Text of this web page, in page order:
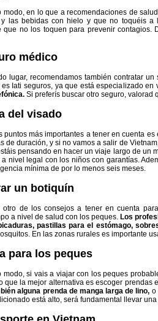
modo, en lo que a recomendaciones de
las bebidas con hielo y que no toquéis a
que no los toquen para prevenir contagios.
médico
lugar, recomendamos también contratar
Iati seguros, ya que está especializado
Si preferís buscar otro seguro, valorad
del visado
puntos más importantes a tener en cuenta
de duración, y si no vamos a salir de
pensando en hacer un viaje largo de un
nivel legal con los niños con garantías.
mínima de por lo menos seis meses.
un botiquín
otro de los consejos a tener en cuenta
a nivel de salud con los peques. Los
pastillas para el estómago,
En las zonas rurales es importante
para los peques
modo, si vais a viajar con los peques
que la mejor alternativa es escoger
alguna prenda de manga larga de lino, o
está alto, será fundamental llevar